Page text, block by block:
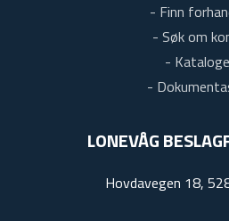
- Finn
- Søk om
-
-
LONEVÅG
Hovdavegen 18,